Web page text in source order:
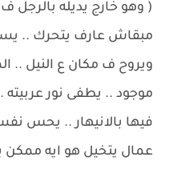
( وهو خارج يديله بالرجل
مبقاش عارف يتحرك ..
ويروح ف مكان ع النيل ..
موجود .. يطفى نور
فيها بالانيهار .. يحس
عمال يتخيل هو ايه ممكن